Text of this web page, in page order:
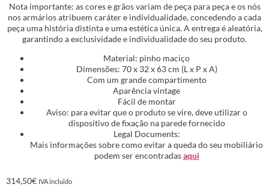
Nota importante: as cores e grãos variam de peça para peça e os nós
nos armários atribuem caráter e individualidade, concedendo a cada
peça uma história distinta e uma estética única. A entrega é aleatória,
garantindo a exclusividade e individualidade do seu produto.
Material: pinho maciço
Dimensões: 70 x 32 x 63 cm (L x P x A)
Com um grande compartimento
Aparência vintage
Fácil de montar
Aviso: para evitar que o produto se vire, deve utilizar o
dispositivo de fixação na parede fornecido
Legal Documents:
Mais informações sobre como evitar a queda do seu mobiliário
podem ser encontradasaqui
314,50€ IVA incluido